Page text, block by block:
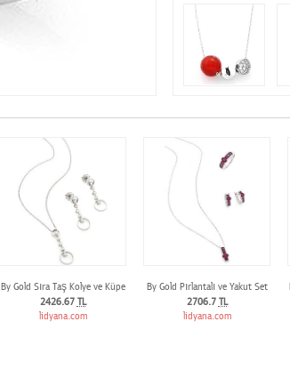
By Gold Sıra Taş Kolye ve Küpe
2426.67 TL
lidyana.com
By Gold Pırlantalı ve Yakut Set
2706.7 TL
lidyana.com